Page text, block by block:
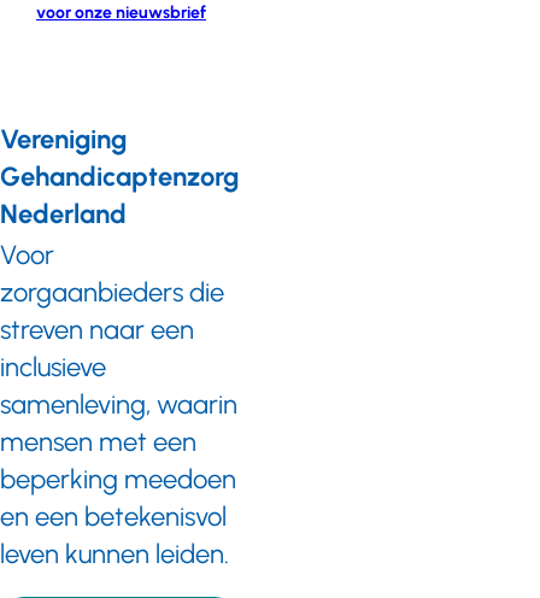
voor onze nieuwsbrief
Vereniging
Gehandicaptenzorg
Nederland
Voor
zorgaanbieders die
streven naar een
inclusieve
samenleving, waarin
mensen met een
beperking meedoen
en een betekenisvol
leven kunnen leiden.